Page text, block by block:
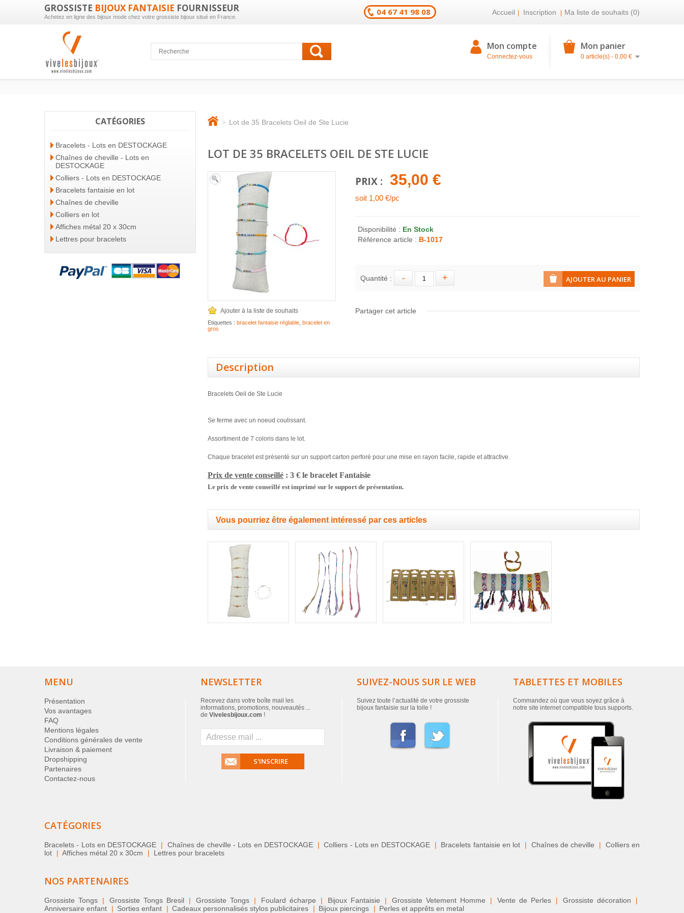
GROSSISTE BIJOUX FANTAISIE FOURNISSEUR
Achetez en ligne des bijoux mode chez votre grossiste bijoux situé en France. 04 67 41 98 08 Accueil Inscription Ma liste de souhaits (0)
Mon compte
Connectez-vous
Mon panier
0 article(s) - 0,00 €
CATÉGORIES
Bracelets - Lots en DESTOCKAGE
Chaînes de cheville - Lots en
DESTOCKAGE
Colliers - Lots en DESTOCKAGE
Bracelets fantaisie en lot
Chaînes de cheville
Colliers en lot
Affiches métal 20 x 30cm
Lettres pour bracelets
> Lot de 35 Bracelets Oeil de Ste Lucie
LOT DE 35 BRACELETS OEIL DE STE LUCIE
Ajouter à la liste de souhaits
Etiquettes : bracelet fantaisie réglable bracelet en
gros
PRIX : 35,00 €
soit 1,00 €/pc
Disponibilité : En Stock
Référence article : B-1017
Quantité :
Partager cet article
Description
Bracelets Oeil de Ste Lucie
Se ferme avec un noeud coulissant.
Assortiment de 7 coloris dans le lot.
Chaque bracelet est présenté sur un support carton perforé pour une mise en rayon facile, rapide et attractive.
Prix de vente conseillé : 3 € le bracelet Fantaisie
Le prix de vente conseillé est imprimé sur le support de présentation.
Vous pourriez être également intéressé par ces articles
MENU
Présentation
Vos avantages
FAQ
Mentions légales
Conditions générales de vente
Livraison & paiement
Dropshipping
Partenaires
Contactez-nous
NEWSLETTER
Recevez dans votre boîte mail les
informations, promotions, nouveautés ...
de Vivelesbijoux.com !
S'INSCRIRE
SUIVEZ-NOUS SUR LE WEB
Suivez toute l’actualité de votre grossiste
bijoux fantaisie sur la toile !
TABLETTES ET MOBILES
Commandez où que vous soyez grâce à
notre site internet compatible tous supports.
CATÉGORIES
Bracelets - Lots en DESTOCKAGE | Chaînes de cheville - Lots en DESTOCKAGE | Colliers - Lots en DESTOCKAGE | Bracelets fantaisie en lot | Chaînes de cheville |
Colliers en
lot
| Affiches métal 20 x 30cm | Lettres pour bracelets
NOS PARTENAIRES
Grossiste Tongs | Grossiste Tongs Bresil | Grossiste Tongs | Foulard écharpe | Bijoux Fantaisie | Grossiste Vetement Homme | Vente de Perles | Grossiste décoration
|
Anniversaire enfant
| Sorties enfant | Cadeaux personnalisés stylos publicitaires | Bijoux piercings | Perles et apprêts en metal